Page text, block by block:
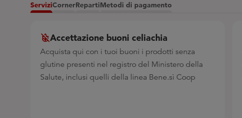
ServiziCornerRepartiMetodi di pagamento
Accettazione buoni celiachia
Acquista qui con i tuoi buoni i prodotti senza
glutine presenti nel registro del Ministero della
Salute, inclusi quelli della linea Bene.sì Coop